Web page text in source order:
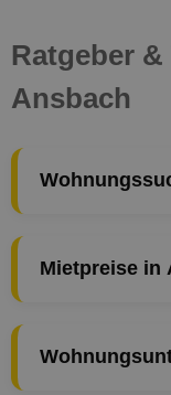
Ratgeber
Ansbach
Mietpreise in